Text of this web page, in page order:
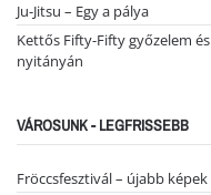
Ju-Jitsu – Egy a pálya
Kettős Fifty-Fifty győzelem
nyitányán
VÁROSUNK - LEGFRISSEBB
Fröccsfesztivál – újabb képek